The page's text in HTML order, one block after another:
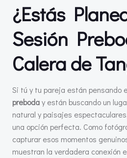
¿Estás
Sesión
Calera de
Si tú y tu pareja están pensando
preboday están buscando un
natural y paisajes
una opción perfecta. Como
capturar esos momentos
muestran la verdadera conexión